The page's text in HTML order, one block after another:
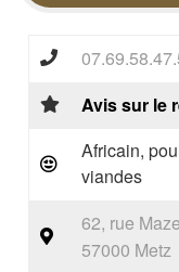
Avis sur le
Africain,
viandes
62, rue
57000 Metz